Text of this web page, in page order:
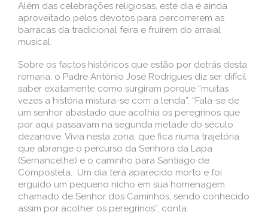
Além das celebrações religiosas, este dia é ainda
aproveitado pelos devotos para percorrerem as
barracas da tradicional feira e fruírem do arraial
musical.
Sobre os factos históricos que estão por detrás desta
romaria, o Padre António José Rodrigues diz ser difícil
saber exatamente como surgiram porque “muitas
vezes a história mistura-se com a lenda”. “Fala-se de
um senhor abastado que acolhia os peregrinos que
por aqui passavam na segunda metade do século
dezanove. Vivia nesta zona, que fica numa trajetória
que abrange o percurso da Senhora da Lapa
(Sernancelhe) e o caminho para Santiago de
Compostela. Um dia terá aparecido morto e foi
erguido um pequeno nicho em sua homenagem
chamado de Senhor dos Caminhos, sendo conhecido
assim por acolher os peregrinos”, conta.